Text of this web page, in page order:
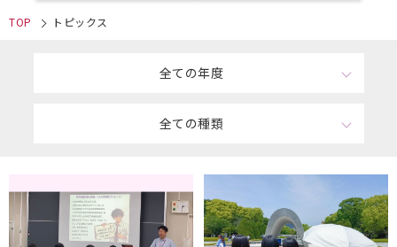
TOP トピックス
全ての年度
全ての種類